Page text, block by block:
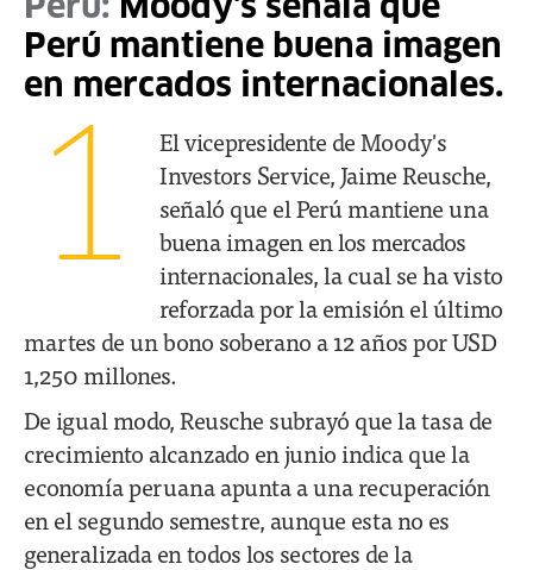
Perú: Moody's señala que
Perú mantiene buena imagen
en mercados internacionales.
1
El vicepresidente de Moody's
Investors Service, Jaime Reusche,
señaló que el Perú mantiene una
buena imagen en los mercados
internacionales, la cual se ha visto
reforzada por la emisión el último
martes de un bono soberano a 12 años por USD
1,250 millones.
De igual modo, Reusche subrayó que la tasa de
crecimiento alcanzado en junio indica que la
economía peruana apunta a una recuperación
en el segundo semestre, aunque esta no es
generalizada en todos los sectores de la